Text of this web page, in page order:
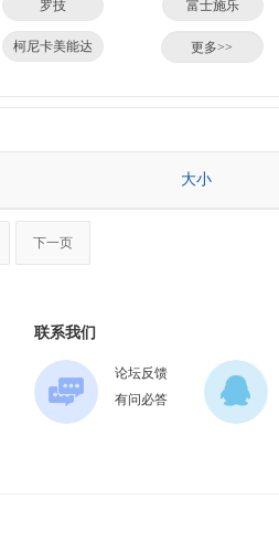
罗技 富士施乐
柯尼卡美能达 小米
更多>>
大小
下一页
联系我们
论坛反馈
有问必答